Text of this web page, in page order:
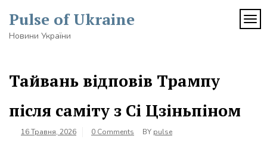
content
Pulse of Ukraine
Новини України
Тайвань відповів Трампу
після саміту з Сі Цзіньпіном
16 Травня, 2026 0 Comments BY pulse